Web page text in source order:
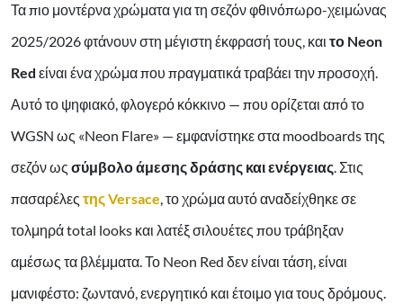
Τα πιο μοντέρνα χρώματα για τη σεζόν φθινόπωρο-χειμώνας
2025/2026 φτάνουν στη μέγιστη έκφρασή τους, και το Neon
Red είναι ένα χρώμα που πραγματικά τραβάει την προσοχή.
Αυτό το ψηφιακό, φλογερό κόκκινο — που ορίζεται από το
WGSN ως «Neon Flare» — εμφανίστηκε στα moodboards της
σεζόν ως σύμβολο άμεσης δράσης και ενέργειας. Στις
πασαρέλες της Versace, το χρώμα αυτό αναδείχθηκε σε
τολμηρά total looks και λατέξ σιλουέτες που τράβηξαν
αμέσως τα βλέμματα. Το Neon Red δεν είναι τάση, είναι
μανιφέστο: ζωντανό, ενεργητικό και έτοιμο για τους δρόμους.